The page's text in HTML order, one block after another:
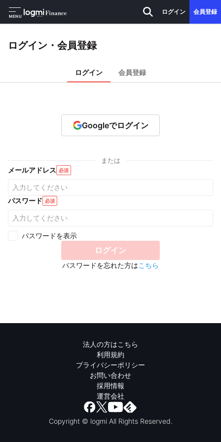
MENU
ログイン 会員登録
ログイン・会員登録
ログイン 会員登録
Googleでログイン
または
メールアドレス 必須
パスワード 必須
パスワードを表示
ログイン
パスワードを忘れた方はこちら
法人の方はこちら
利用規約
プライバシーポリシー
お問い合わせ
採用情報
運営会社
Copyright © logmi All Rights Reserved.